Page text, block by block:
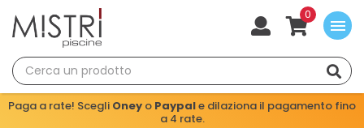
0
menu
Paga a rate! Scegli Oney o Paypale dilaziona il pagamento fino
a 4 rate.